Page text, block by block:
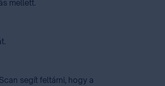
mellett.
segít feltárni, hogy a